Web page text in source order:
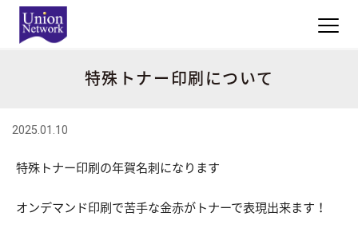
特殊トナー印刷について
2025.01.10
特殊トナー印刷の年賀名刺になります
オンデマンド印刷で苦手な金赤がトナーで表現出来ます！